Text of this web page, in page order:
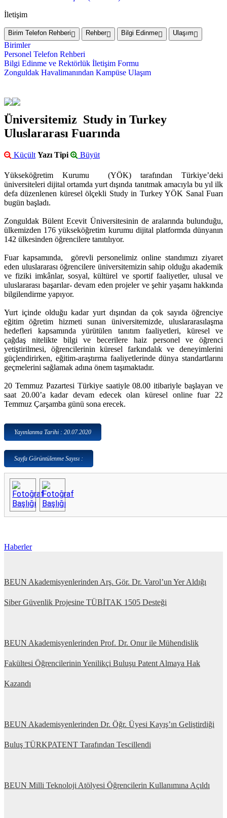
İletişim
Birim Telefon Rehberi Rehber Bilgi Edinme Ulaşım
Birimler
Personel Telefon Rehberi
Bilgi Edinme ve Rektörlük İletişim Formu
Zonguldak Havalimanından Kampüse Ulaşım
Üniversitemiz Study in Turkey
Uluslararası Fuarında
Küçült Yazı Tipi Büyüt
Yükseköğretim Kurumu (YÖK) tarafından Türkiye’deki
üniversiteleri dijital ortamda yurt dışında tanıtmak amacıyla bu yıl ilk
defa düzenlenen küresel ölçekli Study in Turkey YÖK Sanal Fuarı
bugün başladı.
Zonguldak Bülent Ecevit Üniversitesinin de aralarında bulunduğu,
ülkemizden 176 yükseköğretim kurumu dijital platformda dünyanın
142 ülkesinden öğrencilere tanıtılıyor.
Fuar kapsamında, görevli personelimiz online standımızı ziyaret
eden uluslararası öğrencilere üniversitemizin sahip olduğu akademik
ve fiziki imkânlar, sosyal, kültürel ve sportif faaliyetler, ulusal ve
uluslararası başarılar- devam eden projeler ve şehir yaşamı hakkında
bilgilendirme yapıyor.
Yurt içinde olduğu kadar yurt dışından da çok sayıda öğrenciye
eğitim öğretim hizmeti sunan üniversitemizde, uluslararasılaşma
hedefleri kapsamında yürütülen tanıtım faaliyetleri, küresel ve
çağdaş nitelikte bilgi ve becerilere haiz personel ve öğrenci
yetiştirilmesi, öğrencilerinin küresel farkındalık ve deneyimlerini
güçlendirirken, eğitim-araştırma faaliyetlerinde dünya standartlarını
geçmelerini sağlamak adına önem taşımaktadır.
20 Temmuz Pazartesi Türkiye saatiyle 08.00 itibariyle başlayan ve
saat 20.00’a kadar devam edecek olan küresel online fuar 22
Temmuz Çarşamba günü sona erecek.
Yayınlanma Tarihi : 20.07.2020
Sayfa Görüntülenme Sayısı :
Haberler
BEUN Akademisyenlerinden Arş. Gör. Dr. Varol’un Yer Aldığı
Siber Güvenlik Projesine TÜBİTAK 1505 Desteği
BEUN Akademisyenlerinden Prof. Dr. Onur ile Mühendislik
Fakültesi Öğrencilerinin Yenilikçi Buluşu Patent Almaya Hak
Kazandı
BEUN Akademisyenlerinden Dr. Öğr. Üyesi Kayış’ın Geliştirdiği
Buluş TÜRKPATENT Tarafından Tescillendi
BEUN Milli Teknoloji Atölyesi Öğrencilerin Kullanımına Açıldı